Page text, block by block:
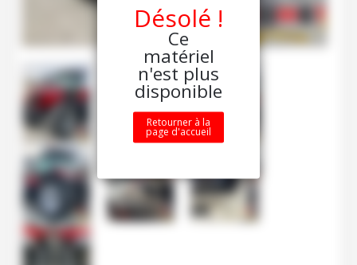
Désolé !
Ce
matériel
n'est plus
disponible
Retourner à la
page d'accueil